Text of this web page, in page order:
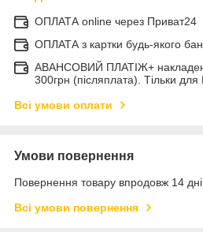
ОПЛАТА online через Приват24
ОПЛАТА з картки будь-якого
АВАНСОВИЙ ПЛАТІЖ+
300грн (післяплата). Тільки
Всі умови оплати
Умови повернення
Повернення товару впродовж 14
Всі умови повернення